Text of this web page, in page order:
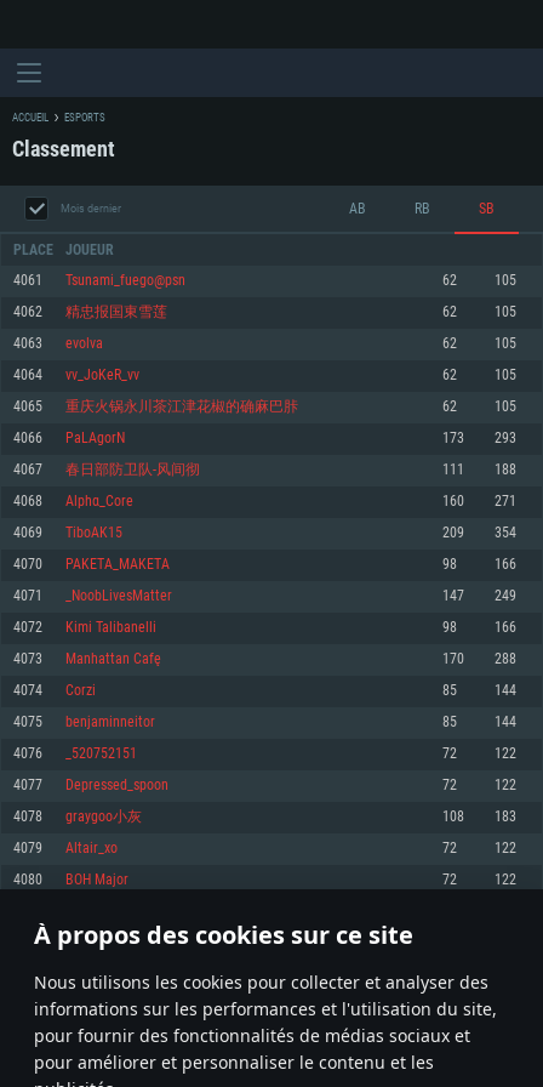
À propos des cookies sur ce site
Nous utilisons les cookies pour collecter et analyser des
informations sur les performances et l'utilisation du site,
pour fournir des fonctionnalités de médias sociaux et
pour améliorer et personnaliser le contenu et les
CONFIGURATION SYSTÈME REQUISE
Minimum
OS: Windows 10 (64 bit)
Processeur: Dual-Core 2.2 GHz
Mémoire: 4 GB
Carte graphique supportant DirectX 11: AMD Radeon 77XX / NVIDIA
GeForce GTX 660. La résolution minimale supportée par le jeu est de 720p
Connection: Connexion Internet à haut débit
Disque dur: 23.1 Go (client minimal)
Recommandée
1060 et plus, Radeon RX 570 et plus.
Disque dur: 75.9 Go (client complet)
Minimum
OS: Mac OS Big Sur 11.0 ou plus récent
Processeur: Core i5, minimum 2.2GHz (Les processeurs Intel Xeon ne sont
pas supportés)
Mémoire: 6 GB
Carte graphique: Intel Iris Pro 5200 (Mac), ou analogue AMD/Nvidia. La
résolution minimale supportée par le jeu est de 720p.
Connection: Connexion Internet à haut débit
Disque dur: 62,2 Go (client minimal)
Recommandée
OS: Mac OS Big Sur 11.0 ou plus récent
Processeur: Core i7 (Les processeurs Intel Xeon ne sont pas supportés)
Mémoire: 8 GB
Carte graphique: Radeon Vega II ou plus avec support de Metal
Disque dur: 62,2 Go (client complet)
Minimum
OS: Les configurations Linux 64 bits les plus modernes
Processeur: Dual-Core 2.4 GHz
Mémoire: 4 GB
Carte graphique: NVIDIA 660 avec les derniers drivers (moins de 6 mois) /
de même pour AMD (La résolution minimale supportée par le jeu est de
720p)
Connection: Connexion Internet à haut débit
Disque dur: 62,2 Go (client minimal)
Recommandée
OS: Ubuntu 20.04 64bit
Processeur: Intel Core i7
Mémoire: 8 GB
Carte graphique: NVIDIA 1060 avec les derniers drivers (moins de 6 mois) /
6 mois et supportant Vulkan
Connection: Connexion Internet à haut débit
Disque dur: 60,2 Go (client complet)
ACCUEIL ESPORTS
Classement
Mois dernier AB RB SB
PLACE JOUEUR
4061 Tsunami_fuego@psn 62 105
4062 精忠报国東雪莲 62 105
4063 evolva 62 105
4064 vv_JoKeR_vv 62 105
4065 重庆火锅永川茶江津花椒的确麻巴胩 62 105
4066 PaLAgorN 173 293
4067 春日部防卫队-风间彻 111 188
4068 Alphα_Core 160 271
4069 TiboAK15 209 354
4070 PAKETA_MAKETA 98 166
4071 _NoobLivesMatter 147 249
4072 Kimi Talibanelli 98 166
4073 Manhattan Cafę 170 288
4074 Corzi 85 144
4075 benjaminneitor 85 144
4076 _520752151 72 122
4077 Depressed_spoon 72 122
4078 graygoo小灰 108 183
4079 Altair_xo 72 122
4080 BOH Major 72 122
* Classement mis à jour quotidiennement
203 204 205 304